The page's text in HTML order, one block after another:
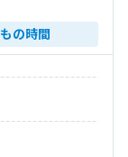
の時間